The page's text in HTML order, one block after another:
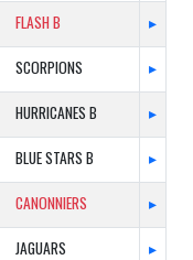
FLASH B ▸
SCORPIONS ▸
HURRICANES B ▸
BLUE STARS B ▸
CANONNIERS ▸
JAGUARS ▸